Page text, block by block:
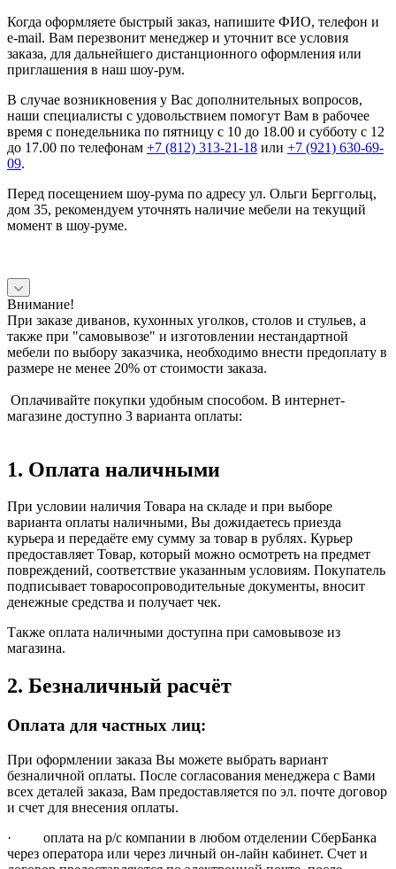
Когда оформляете быстрый заказ, напишите ФИО, телефон и
e-mail. Вам перезвонит менеджер и уточнит все условия
заказа, для дальнейшего дистанционного оформления или
приглашения в наш шоу-рум.
В случае возникновения у Вас дополнительных вопросов,
наши специалисты с удовольствием помогут Вам в рабочее
время с понедельника по пятницу с 10 до 18.00 и субботу с 12
до 17.00 по телефонам +7 (812) 313-21-18 или +7 (921) 630-69-
09.
Перед посещением шоу-рума по адресу ул. Ольги Берггольц,
дом 35, рекомендуем уточнять наличие мебели на текущий
момент в шоу-руме.
Внимание!
При заказе диванов, кухонных уголков, столов и стульев, а
также при "самовывозе" и изготовлении нестандартной
мебели по выбору заказчика, необходимо внести предоплату в
размере не менее 20% от стоимости заказа.
Оплачивайте покупки удобным способом. В интернет-
магазине доступно 3 варианта оплаты:
1. Оплата наличными
При условии наличия Товара на складе и при выборе
варианта оплаты наличными, Вы дожидаетесь приезда
курьера и передаёте ему сумму за товар в рублях. Курьер
предоставляет Товар, который можно осмотреть на предмет
повреждений, соответствие указанным условиям. Покупатель
подписывает товаросопроводительные документы, вносит
денежные средства и получает чек.
Также оплата наличными доступна при самовывозе из
магазина.
2. Безналичный расчёт
Оплата для частных лиц:
При оформлении заказа Вы можете выбрать вариант
безналичной оплаты. После согласования менеджера с Вами
всех деталей заказа, Вам предоставляется по эл. почте договор
и счет для внесения оплаты.
· оплата на р/с компании в любом отделении СберБанка
через оператора или через личный он-лайн кабинет. Счет и